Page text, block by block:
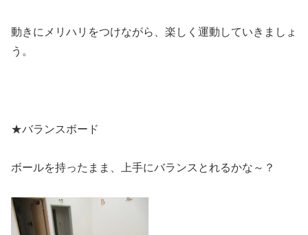
動きにメリハリをつけながら、楽しく運動していきましょ
う。
★バランスボード
ボールを持ったまま、上手にバランスとれるかな～？